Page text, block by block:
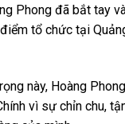
Phong đã bắt tay
tổ chức tại
này, Hoàng
vì sự chỉn chu,